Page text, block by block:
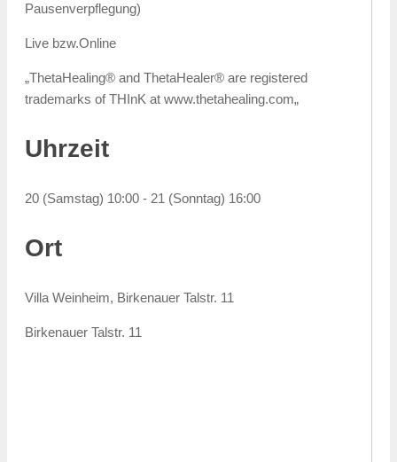
Pausenverpflegung)
Live bzw.Online
„ThetaHealing® and ThetaHealer® are registered
trademarks of THInK at www.thetahealing.com„
Uhrzeit
20 (Samstag) 10:00 - 21 (Sonntag) 16:00
Ort
Villa Weinheim, Birkenauer Talstr. 11
Birkenauer Talstr. 11